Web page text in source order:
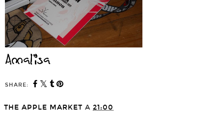
SHARE:
You may also enjoy: